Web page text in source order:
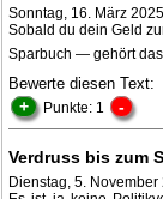
Sonntag, 16. März 2025
Sobald du dein Geld
Sparbuch — gehört
Bewerte diesen Text:
+ Punkte: 1 -
Verdruss bis zum
Dienstag, 5. November